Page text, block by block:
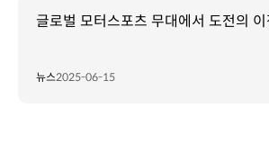
글로벌 모터스포츠 무대에서 도전의
뉴스2025-06-15